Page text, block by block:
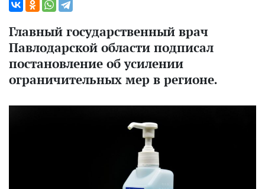
Главный государственный врач
Павлодарской области подписал
постановление об усилении
ограничительных мер в регионе.